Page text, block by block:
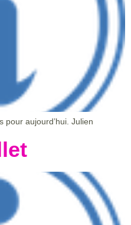
pour aujourd’hui. Julien